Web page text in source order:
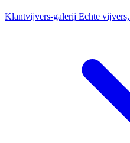
Klantvijvers-galerij Echte